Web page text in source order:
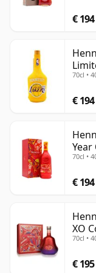
€ 194
70cl •
€ 194
Year
70cl •
€ 194
XO
70cl •
€ 195